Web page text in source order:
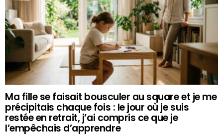
Ma fille se faisait bousculer au square et je me
précipitais chaque fois : le jour où je suis
restée en retrait, j’ai compris ce que je
l’empêchais d’apprendre